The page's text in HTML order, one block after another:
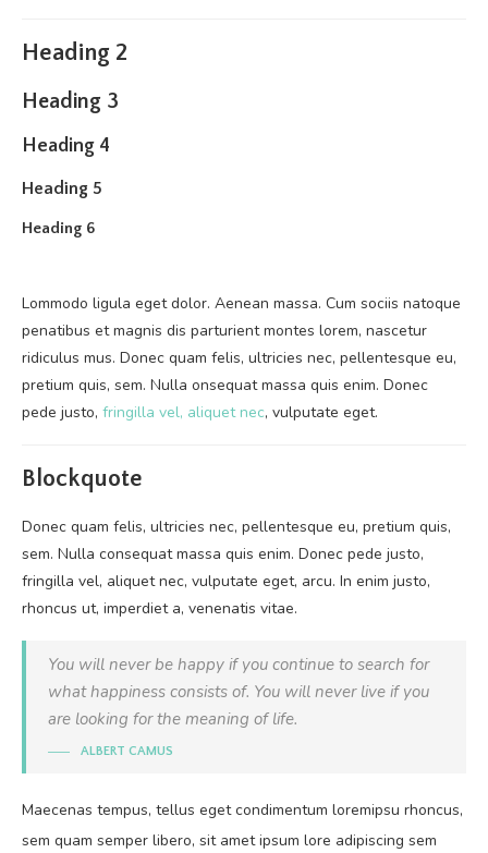
Heading 2
Heading 3
Heading 4
Heading 5
Heading 6
Lommodo ligula eget dolor. Aenean massa. Cum sociis natoque
penatibus et magnis dis parturient montes lorem, nascetur
ridiculus mus. Donec quam felis, ultricies nec, pellentesque eu,
pretium quis, sem. Nulla onsequat massa quis enim. Donec
pede justo, fringilla vel, aliquet nec, vulputate eget.
Blockquote
Donec quam felis, ultricies nec, pellentesque eu, pretium quis,
sem. Nulla consequat massa quis enim. Donec pede justo,
fringilla vel, aliquet nec, vulputate eget, arcu. In enim justo,
rhoncus ut, imperdiet a, venenatis vitae.
You will never be happy if you continue to search for
what happiness consists of. You will never live if you
are looking for the meaning of life.
ALBERT CAMUS
Maecenas tempus, tellus eget condimentum loremipsu rhoncus,
sem quam semper libero, sit amet ipsum lore adipiscing sem